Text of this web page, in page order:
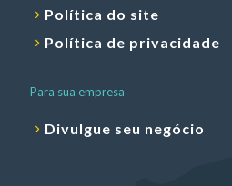
Política do site
Política de privacidade
Para sua empresa
Divulgue seu negócio